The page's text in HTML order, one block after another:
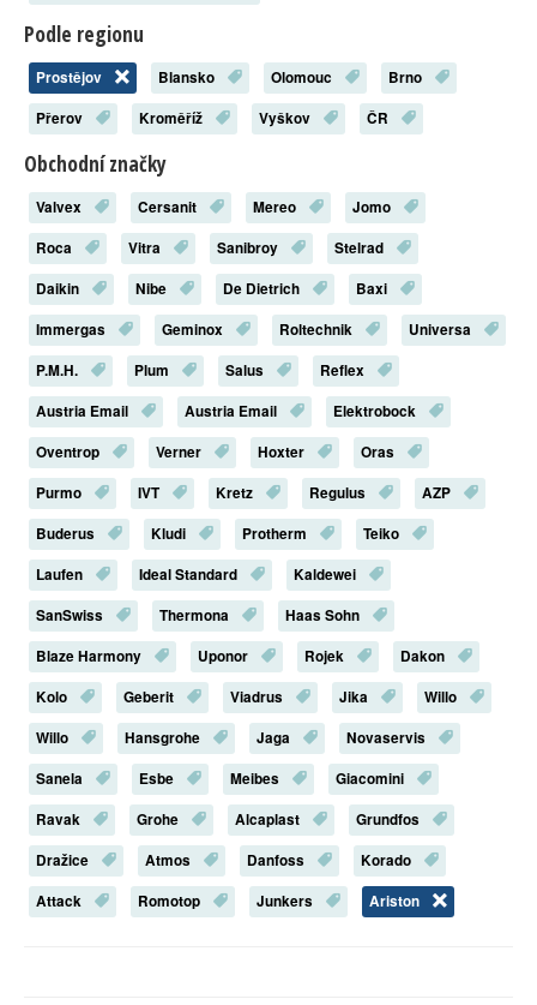
Podle regionu
Prostějov Blansko Olomouc
Brno
Přerov
Kroměříž Vyškov ČR
Obchodní značky
Valvex Cersanit Mereo
Jomo
Roca
Vitra Sanibroy
Stelrad
Daikin
Nibe De Dietrich
Baxi
Immergas
Geminox Roltechnik
Universa
P.M.H.
Plum Salus
Reflex
Austria Email
Austria Email
Elektrobock
Oventrop
Verner Hoxter
Oras
Purmo
IVT Kretz Regulus
AZP
Buderus
Kludi Protherm
Teiko
Laufen
Ideal Standard
Kaldewei
SanSwiss
Thermona
Haas Sohn
Blaze Harmony
Uponor Rojek
Dakon
Kolo
Geberit Viadrus Jika
Willo
Willo
Hansgrohe Jaga
Novaservis
Sanela
Esbe Meibes
Giacomini
Ravak
Grohe Alcaplast
Grundfos
Dražice
Atmos Danfoss
Korado
Attack
Romotop Junkers Ariston